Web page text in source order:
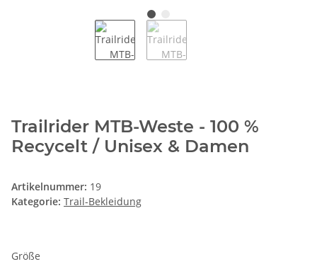
Trailrider MTB-Weste - 100 %
Recycelt / Unisex & Damen
Artikelnummer: 19
Kategorie: Trail-Bekleidung
Größe